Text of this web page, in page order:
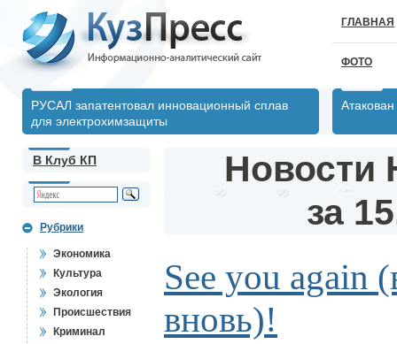
ГЛАВНАЯ
ФОТО
РУСАЛ запатентовал инновационный сплав
для электрохимзащиты
В Клуб КП
Рубрики
Экономика
Культура
Экология
Происшествия
Криминал
Новости
за
See you again
вновь)!